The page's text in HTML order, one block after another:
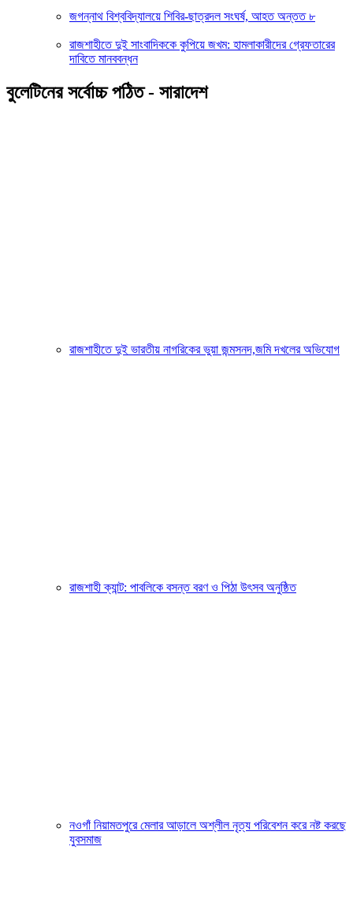
জগন্নাথ বিশ্ববিদ্যালয়ে শিবির-ছাত্রদল সংঘর্ষ, আহত অন্তত ৮
রাজশাহীতে দুই সাংবাদিককে কুপিয়ে জখম: হামলাকারীদের গ্রেফতারের
দাবিতে মানববন্ধন
বুলেটিনের সর্বোচ্চ পঠিত - সারাদেশ
রাজশাহীতে দুই ভারতীয় নাগরিকের ভুয়া জন্মসনদ,জমি দখলের অভিযোগ
রাজশাহী ক্যান্ট: পাবলিকে বসন্ত বরণ ও পিঠা উৎসব অনুষ্ঠিত
নওগাঁ নিয়ামতপুরে মেলার আড়ালে অশ্লীল নৃত্য পরিবেশন করে নষ্ট করছে
যুবসমাজ